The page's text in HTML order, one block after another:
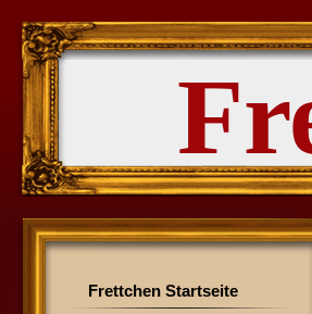
Frettchen Startseite